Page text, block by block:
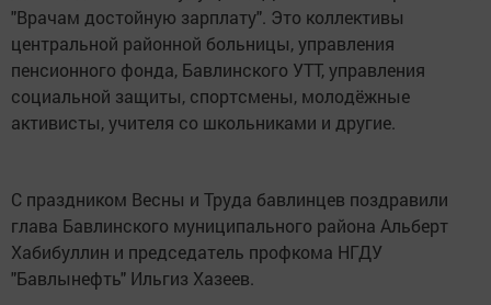
"Врачам достойную зарплату". Это коллективы
центральной районной больницы, управления
пенсионного фонда, Бавлинского УТТ, управления
социальной защиты, спортсмены, молодёжные
активисты, учителя со школьниками и другие.
С праздником Весны и Труда бавлинцев поздравили
глава Бавлинского муниципального района Альберт
Хабибуллин и председатель профкома НГДУ
"Бавлынефть" Ильгиз Хазеев.